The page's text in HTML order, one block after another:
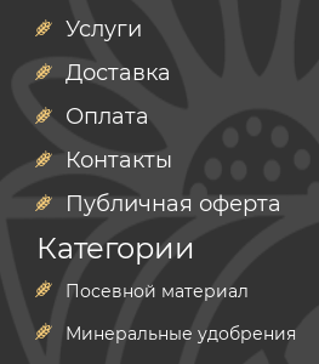
Услуги
Доставка
Оплата
Контакты
Публичная оферта
Категории
Посевной материал
Минеральные удобрения